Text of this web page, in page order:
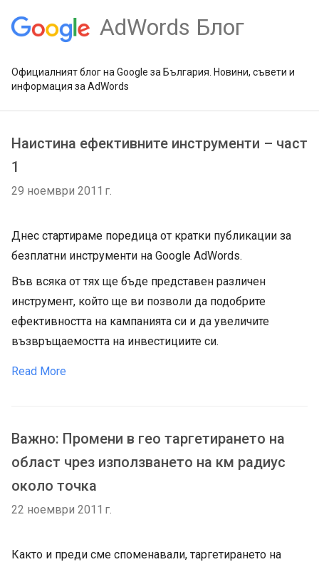
AdWords Блог
Официалният блог на Google за България. Новини, съвети и
информация за AdWords
Наистина ефективните инструменти – част
1
29 ноември 2011 г.
Днес стартираме поредица от кратки публикации за
безплатни инструменти на Google AdWords.
Във всяка от тях ще бъде представен различен
инструмент, който ще ви позволи да подобрите
ефективността на кампанията си и да увеличите
възвръщаемостта на инвестициите си.
Read More
Важно: Промени в гео таргетирането на
област чрез използването на км радиус
около точка
22 ноември 2011 г.
Както и преди сме споменавали, таргетирането на